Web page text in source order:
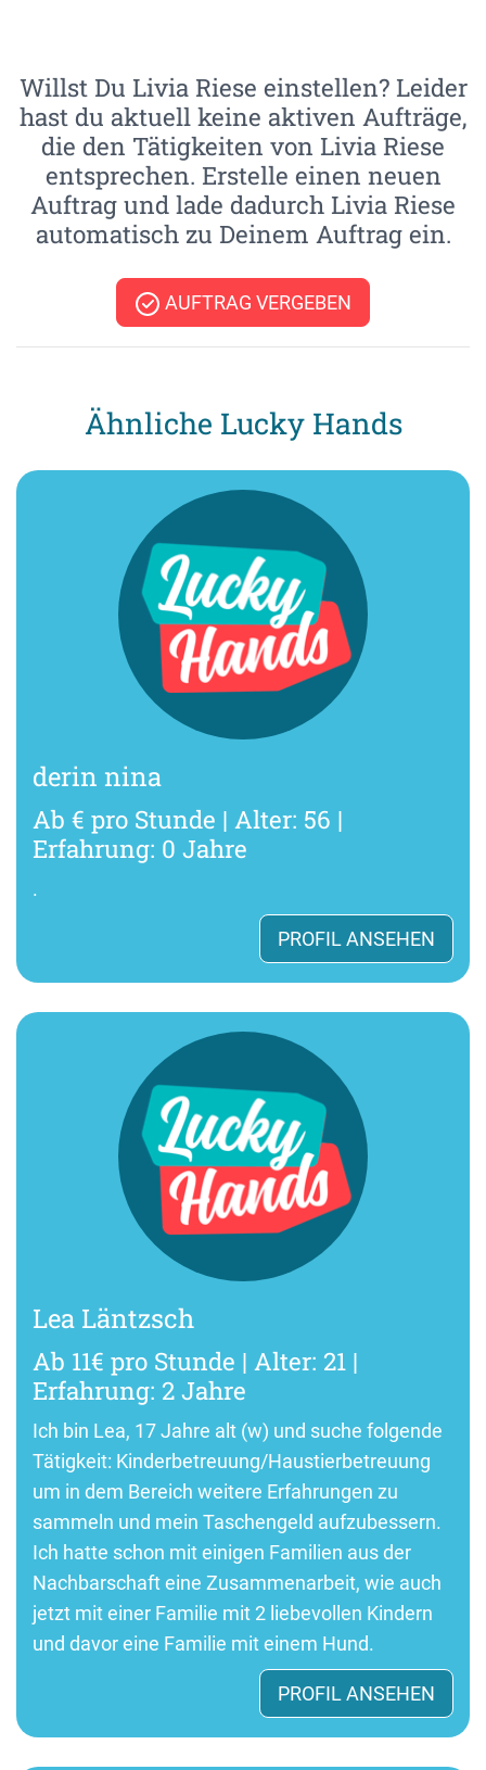
Willst Du Livia Riese einstellen? Leider
hast du aktuell keine aktiven Aufträge,
die den Tätigkeiten von Livia Riese
entsprechen. Erstelle einen neuen
Auftrag und lade dadurch Livia Riese
automatisch zu Deinem Auftrag ein.
AUFTRAG VERGEBEN
Ähnliche Lucky Hands
derin nina
Ab € pro Stunde | Alter: 56 |
Erfahrung: 0 Jahre
.
PROFIL ANSEHEN
Lea Läntzsch
Ab 11€ pro Stunde | Alter: 21 |
Erfahrung: 2 Jahre
Ich bin Lea, 17 Jahre alt (w) und suche folgende
Tätigkeit: Kinderbetreuung/Haustierbetreuung
um in dem Bereich weitere Erfahrungen zu
sammeln und mein Taschengeld aufzubessern.
Ich hatte schon mit einigen Familien aus der
Nachbarschaft eine Zusammenarbeit, wie auch
jetzt mit einer Familie mit 2 liebevollen Kindern
und davor eine Familie mit einem Hund.
PROFIL ANSEHEN